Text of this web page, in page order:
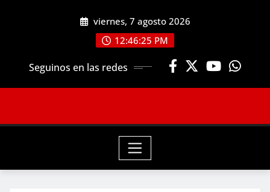
viernes, 7 agosto 2026
12:46:26 PM
Seguinos en las redes